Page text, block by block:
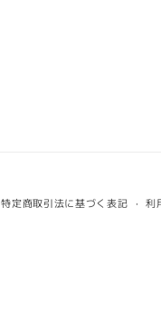
特定商取引法に基づく表記 利